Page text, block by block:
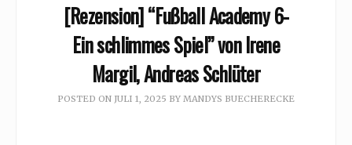
[Rezension] “Fußball Academy 6-
Ein schlimmes Spiel” von Irene
Margil, Andreas Schlüter
POSTED ON JULI 1, 2025 BY MANDYS BUECHERECKE